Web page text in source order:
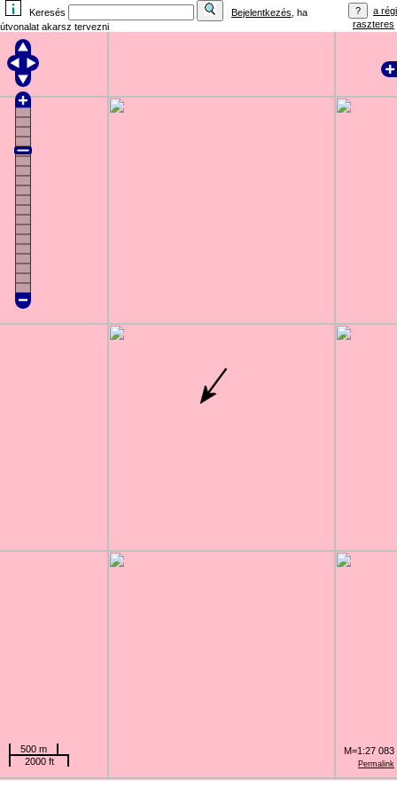
Keresés Bejelentkezés , ha
útvonalat akarsz tervezni
a régi
raszteres
Permalink
500 m
2000 ft
M=1:27 083